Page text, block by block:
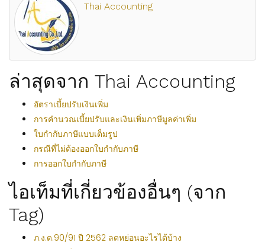
Thai Accounting
ล่าสุดจาก Thai Accounting
อัตราเบี้ยปรับเงินเพิ่ม
การคำนวณเบี้ยปรับและเงินเพิ่มภาษีมูลค่าเพิ่ม
ใบกำกับภาษีแบบเต็มรูป
กรณีที่ไม่ต้องออกใบกำกับภาษี
การออกใบกำกับภาษี
ไอเท็มที่เกี่ยวข้องอื่นๆ (จาก
Tag)
ภ.ง.ด.90/91 ปี 2562 ลดหย่อนอะไรได้บ้าง